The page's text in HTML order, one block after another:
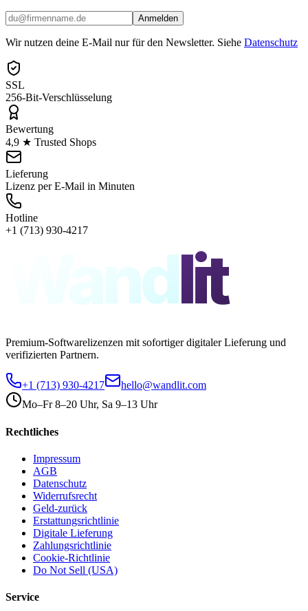
Anmelden
Wir nutzen deine E-Mail nur für den Newsletter. Siehe Datenschutz
SSL
256-Bit-Verschlüsselung
Bewertung
4,9 ★ Trusted Shops
Lieferung
Lizenz per E-Mail in Minuten
Hotline
+1 (713) 930-4217
Wandlit
Premium-Softwarelizenzen mit sofortiger digitaler Lieferung und
verifizierten Partnern.
+1 (713) 930-4217
hello@wandlit.com
Mo–Fr 8–20 Uhr, Sa 9–13 Uhr
Rechtliches
Impressum
AGB
Datenschutz
Widerrufsrecht
Geld-zurück
Erstattungsrichtlinie
Digitale Lieferung
Zahlungsrichtlinie
Cookie-Richtlinie
Do Not Sell (USA)
Service